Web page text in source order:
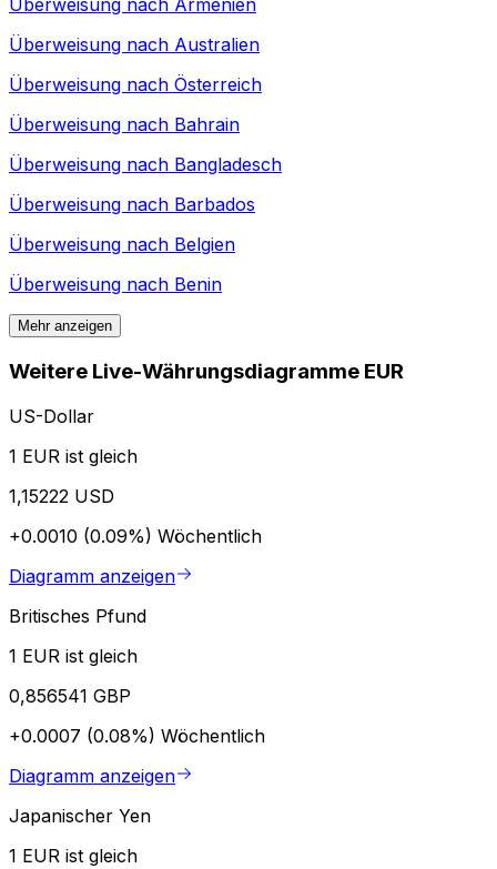
Überweisung nach Armenien
Überweisung nach Australien
Überweisung nach Österreich
Überweisung nach Bahrain
Überweisung nach Bangladesch
Überweisung nach Barbados
Überweisung nach Belgien
Überweisung nach Benin
Mehr anzeigen
Weitere Live-Währungsdiagramme EUR
US-Dollar
1 EUR ist gleich
1,15222 USD
+0.0010 (0.09%) Wöchentlich
Diagramm anzeigen
Britisches Pfund
1 EUR ist gleich
0,856541 GBP
+0.0007 (0.08%) Wöchentlich
Diagramm anzeigen
Japanischer Yen
1 EUR ist gleich